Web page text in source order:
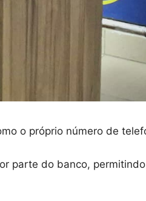
o próprio número de
parte do banco,